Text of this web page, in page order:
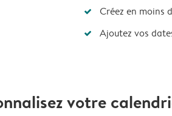
Créez en moins
Ajoutez vos
votre